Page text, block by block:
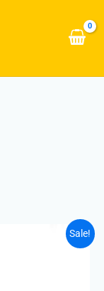
Sale!